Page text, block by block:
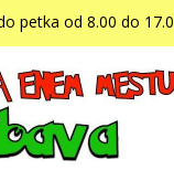
petka od 8.00 do